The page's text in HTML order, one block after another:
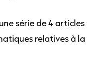
série de 4 articles
relatives à la